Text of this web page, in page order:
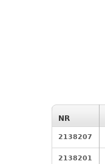
NR
2138207
2138201